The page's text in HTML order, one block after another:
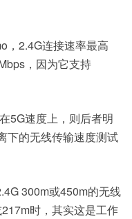
，2.4G连接速率最高
，因为它支持
5G速度上，则后者明
下的无线传输速度测试
300m或450m的无线
时，其实这是工作